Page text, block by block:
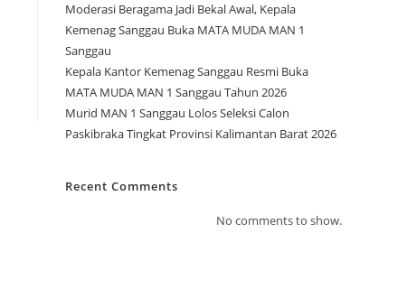
Moderasi Beragama Jadi Bekal Awal, Kepala
Kemenag Sanggau Buka MATA MUDA MAN 1
Sanggau
Kepala Kantor Kemenag Sanggau Resmi Buka
MATA MUDA MAN 1 Sanggau Tahun 2026
Murid MAN 1 Sanggau Lolos Seleksi Calon
Paskibraka Tingkat Provinsi Kalimantan Barat 2026
Recent Comments
No comments to show.